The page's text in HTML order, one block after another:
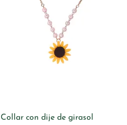
Collar con dije de girasol